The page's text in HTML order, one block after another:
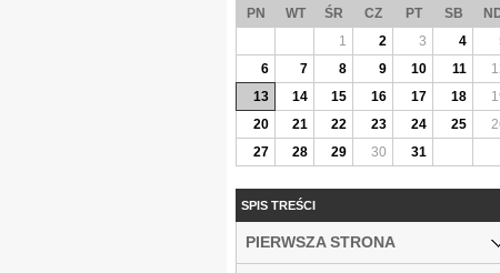
PN WT ŚR CZ PT SB
1
2 3 4
6
7 8 9 10 11
13
14 15 16 17 18
20
21 22 23 24 25
27
28 29 30 31
SPIS TREŚCI
PIERWSZA STRONA